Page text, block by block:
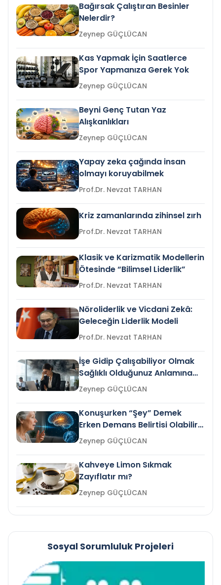
Bağırsak Çalıştıran Besinler
Nelerdir?
Zeynep GÜÇLÜCAN
Kas Yapmak İçin Saatlerce
Spor Yapmanıza Gerek Yok
Zeynep GÜÇLÜCAN
Beyni Genç Tutan Yaz
Alışkanlıkları
Zeynep GÜÇLÜCAN
Yapay zeka çağında insan
olmayı koruyabilmek
Prof.Dr. Nevzat TARHAN
Kriz zamanlarında zihinsel zırh
Prof.Dr. Nevzat TARHAN
Klasik ve Karizmatik Modellerin
Ötesinde “Bilimsel Liderlik”
Prof.Dr. Nevzat TARHAN
Nöroliderlik ve Vicdani Zekâ:
Geleceğin Liderlik Modeli
Prof.Dr. Nevzat TARHAN
İşe Gidip Çalışabiliyor Olmak
Sağlıklı Olduğunuz Anlamına
Gelir mi?Zeynep GÜÇLÜCAN
Konuşurken “Şey” Demek
Erken Demans Belirtisi Olabilir
mi?
Zeynep GÜÇLÜCAN
Kahveye Limon Sıkmak
Zayıflatır mı?
Zeynep GÜÇLÜCAN
Sosyal Sorumluluk Projeleri